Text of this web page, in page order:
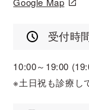
受付時
10:00～19:00
※土日祝も診療し